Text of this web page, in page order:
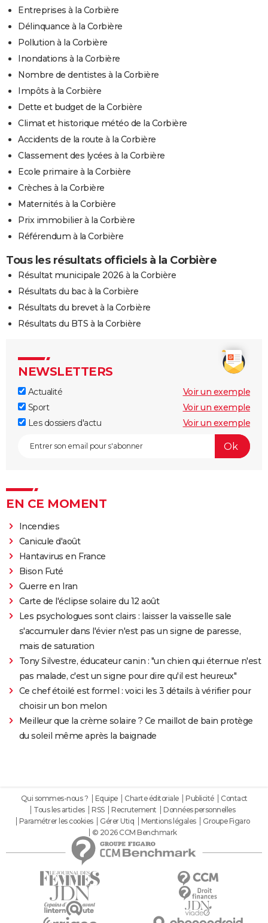
Entreprises à la Corbière
Délinquance à la Corbière
Pollution à la Corbière
Inondations à la Corbière
Nombre de dentistes à la Corbière
Impôts à la Corbière
Dette et budget de la Corbière
Climat et historique météo de la Corbière
Accidents de la route à la Corbière
Classement des lycées à la Corbière
Ecole primaire à la Corbière
Crèches à la Corbière
Maternités à la Corbière
Prix immobilier à la Corbière
Référendum à la Corbière
Tous les résultats officiels à la Corbière
Résultat municipale 2026 à la Corbière
Résultats du bac à la Corbière
Résultats du brevet à la Corbière
Résultats du BTS à la Corbière
NEWSLETTERS
Actualité
Voir un exemple
Sport
Voir un exemple
Les dossiers d'actu
Voir un exemple
EN CE MOMENT
Incendies
Canicule d'août
Hantavirus en France
Bison Futé
Guerre en Iran
Carte de l'éclipse solaire du 12 août
Les psychologues sont clairs : laisser la vaisselle sale
s'accumuler dans l'évier n'est pas un signe de paresse,
mais de saturation
Tony Silvestre, éducateur canin : "un chien qui éternue n'est
pas malade, c'est un signe pour dire qu'il est heureux"
Ce chef étoilé est formel : voici les 3 détails à vérifier pour
choisir un bon melon
Meilleur que la crème solaire ? Ce maillot de bain protège
du soleil même après la baignade
Qui sommes-nous ? Equipe Charte éditoriale Publicité
Contact
Tous les articles
RSS Recrutement
Données personnelles
Paramétrer les cookies
Gérer Utiq Mentions légales
Groupe Figaro
© 2026 CCM Benchmark